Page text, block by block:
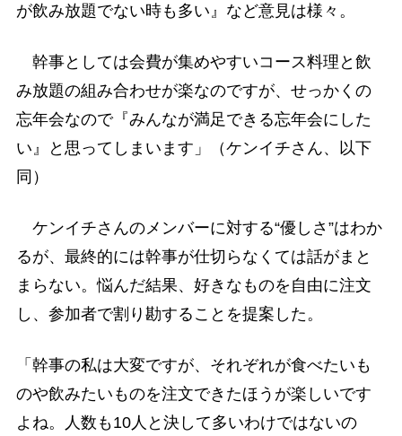
が飲み放題でない時も多い』など意見は様々。
幹事としては会費が集めやすいコース料理と飲
み放題の組み合わせが楽なのですが、せっかくの
忘年会なので『みんなが満足できる忘年会にした
い』と思ってしまいます」（ケンイチさん、以下
同）
ケンイチさんのメンバーに対する“優しさ”はわか
るが、最終的には幹事が仕切らなくては話がまと
まらない。悩んだ結果、好きなものを自由に注文
し、参加者で割り勘することを提案した。
「幹事の私は大変ですが、それぞれが食べたいも
のや飲みたいものを注文できたほうが楽しいです
よね。人数も10人と決して多いわけではないの